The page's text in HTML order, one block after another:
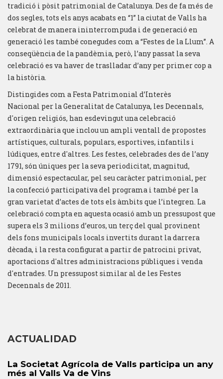
tradició i pòsit patrimonial de Catalunya. Des de fa més de
dos segles, tots els anys acabats en “1” la ciutat de Valls ha
celebrat de manera ininterrompuda i de generació en
generació les també conegudes com a “Festes de la Llum”. A
conseqüència de la pandèmia, però, l’any passat la seva
celebració es va haver de traslladar d’any per primer cop a
la història.
Distingides com a Festa Patrimonial d’Interès
Nacional per la Generalitat de Catalunya, les Decennals,
d'origen religiós, han esdevingut una celebració
extraordinària que inclou un ampli ventall de propostes
artístiques, culturals, populars, esportives, infantils i
lúdiques, entre d'altres. Les festes, celebrades des de l’any
1791, són úniques per la seva periodicitat, magnitud,
dimensió espectacular, pel seu caràcter patrimonial, per
la confecció participativa del programa i també per la
gran varietat d’actes de tots els àmbits que l’integren. La
celebració compta en aquesta ocasió amb un pressupost que
supera els 3 milions d’euros, un terç del qual provinent
dels fons municipals locals invertits durant la darrera
dècada, i la resta configurat a partir de patrocini privat,
aportacions d'altres administracions públiques i venda
d'entrades. Un pressupost similar al de les Festes
Decennals de 2011.
ACTUALIDAD
La Societat Agrícola de Valls participa un any
més al Valls Va de Vins